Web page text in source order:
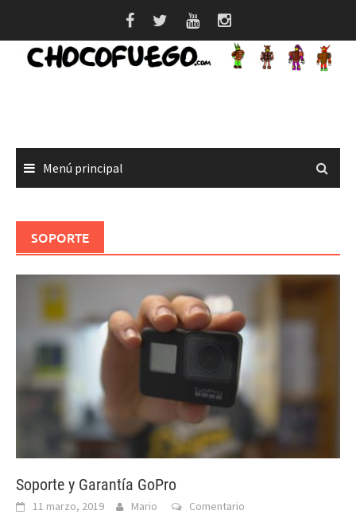
contenido
Menú principal
SOPORTE
Soporte y Garantía GoPro
11 marzo, 2019 Mario Comentario